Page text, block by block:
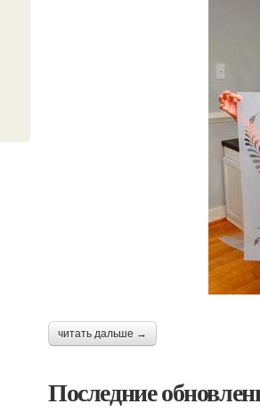
читать дальше →
Последние